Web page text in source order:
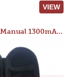
VIEW
PRO Vgo2 Manual 1300mAh Kit